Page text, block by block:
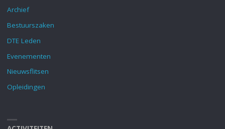
Archief
Bestuurszaken
DTE Leden
Evenementen
Nieuwsflitsen
Opleidingen